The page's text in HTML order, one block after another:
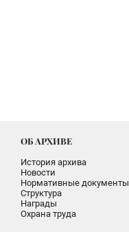
ОБ АРХИВЕ
История архива
Новости
Нормативные документы
Структура
Награды
Охрана труда